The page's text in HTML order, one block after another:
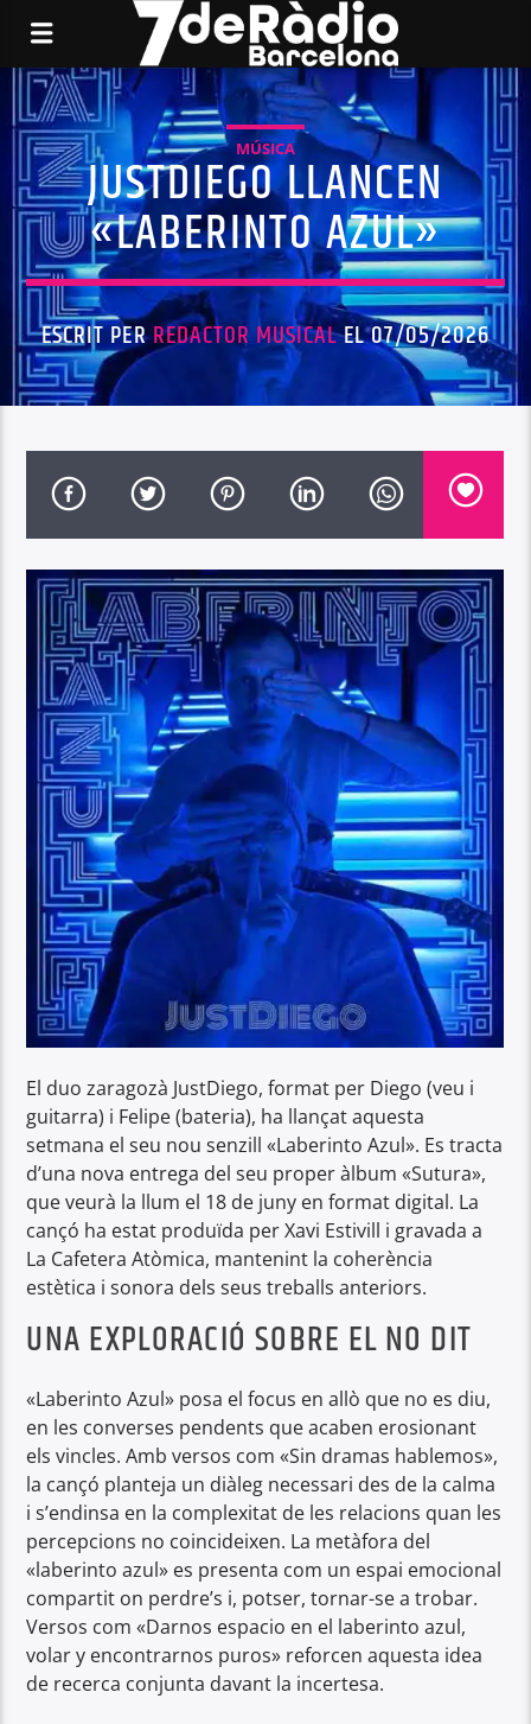
MÚSICA
JUSTDIEGO LLANCEN
«LABERINTO AZUL»
ESCRIT PERREDACTOR MUSICALEL 07/05/2026
El duo zaragozà JustDiego, format per Diego (veu i
guitarra) i Felipe (bateria), ha llançat aquesta
setmana el seu nou senzill «Laberinto Azul». Es tracta
d’una nova entrega del seu proper àlbum «Sutura»,
que veurà la llum el 18 de juny en format digital. La
cançó ha estat produïda per Xavi Estivill i gravada a
La Cafetera Atòmica, mantenint la coherència
estètica i sonora dels seus treballs anteriors.
UNA EXPLORACIÓ SOBRE EL NO DIT
«Laberinto Azul» posa el focus en allò que no es diu,
en les converses pendents que acaben erosionant
els vincles. Amb versos com «Sin dramas hablemos»,
la cançó planteja un diàleg necessari des de la calma
i s’endinsa en la complexitat de les relacions quan les
percepcions no coincideixen. La metàfora del
«laberinto azul» es presenta com un espai emocional
compartit on perdre’s i, potser, tornar-se a trobar.
Versos com «Darnos espacio en el laberinto azul,
volar y encontrarnos puros» reforcen aquesta idea
de recerca conjunta davant la incertesa.